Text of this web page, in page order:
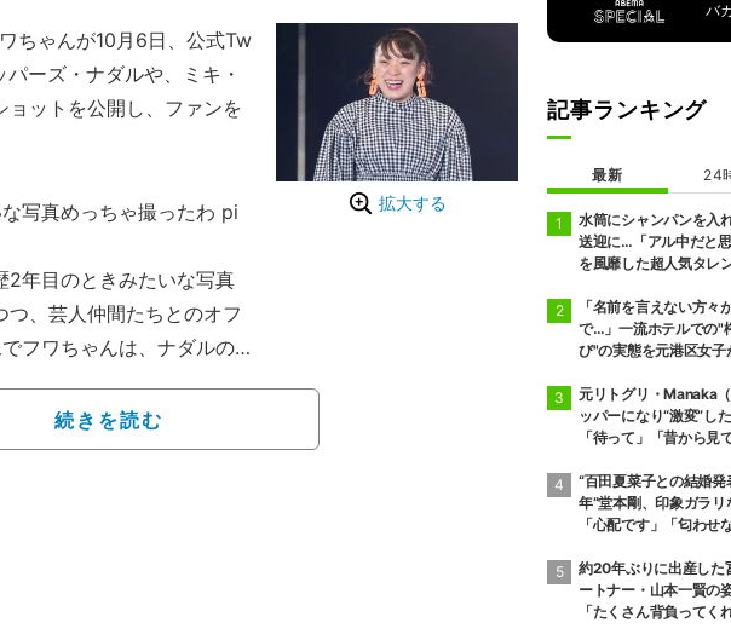
拡大する
ちゃんが10月6日、公式Tw
ーズ・ナダルや、ミキ・
ョットを公開し、ファンを
写真めっちゃ撮ったわ pi
年目のときみたいな写真
、芸人仲間たちとのオフ
フワちゃんは、ナダルの
とも楽しげな姿をファン
続きを読む
バ
記事ランキング
最新 24
水筒にシャンパンを入
送迎に…「アル中だと
を風靡した超人気タレ
「名前を言えない方々
で…」一流ホテルでの"
び"の実態を元港区女子
元リトグリ・Manaka
ッパーになり“激変”し
「待って」「昔から見
“百田夏菜子との結婚発
年”堂本剛、印象ガラリ
「心配です」「匂わせ
約20年ぶりに出産した
ートナー・山本一賢の
「たくさん背負ってく